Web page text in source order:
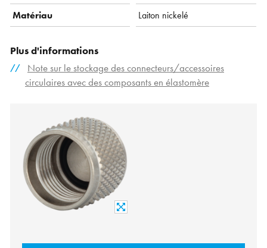
Matériau
Laiton nickelé
Plus d'informations
Note sur le stockage des connecteurs/accessoires
circulaires avec des composants en élastomère